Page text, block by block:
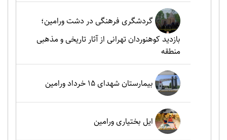
گردشگری فرهنگی در دشت ورامین؛
بازدید کوهنوردان تهرانی از آثار تاریخی و مذهبی
منطقه
بیمارستان شهدای 15 خرداد ورامین
ایل بختیاری ورامین